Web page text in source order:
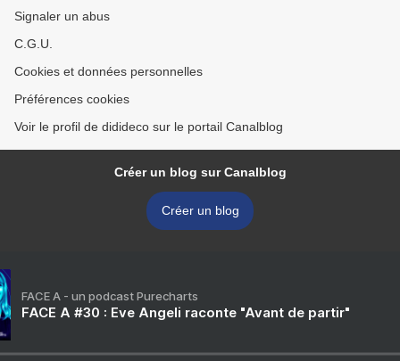
Signaler un abus
C.G.U.
Cookies et données personnelles
Préférences cookies
Voir le profil de didideco sur le portail Canalblog
Créer un blog sur Canalblog
Créer un blog
FACE A - un podcast Purecharts
FACE A #30 : Eve Angeli raconte "Avant de partir"